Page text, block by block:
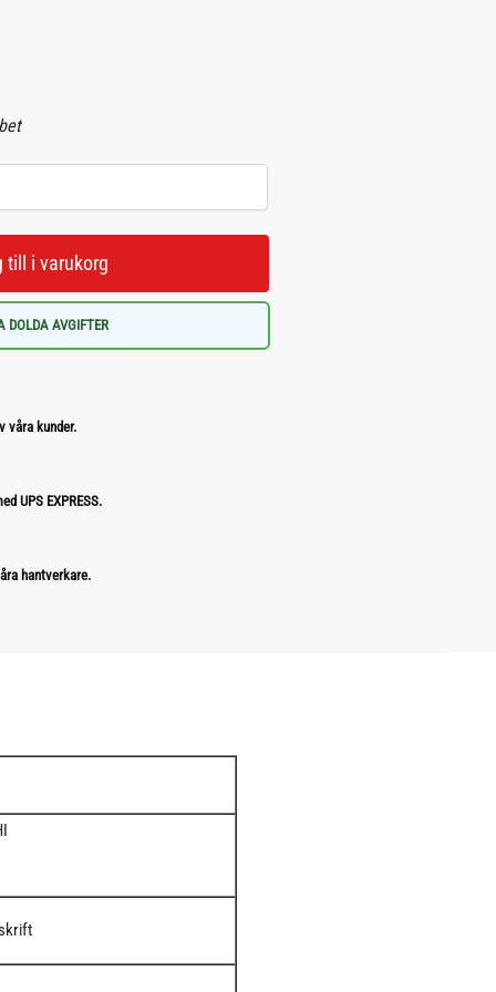
till i varukorg
DOLDA AVGIFTER
våra kunder.
UPS EXPRESS.
hantverkare.